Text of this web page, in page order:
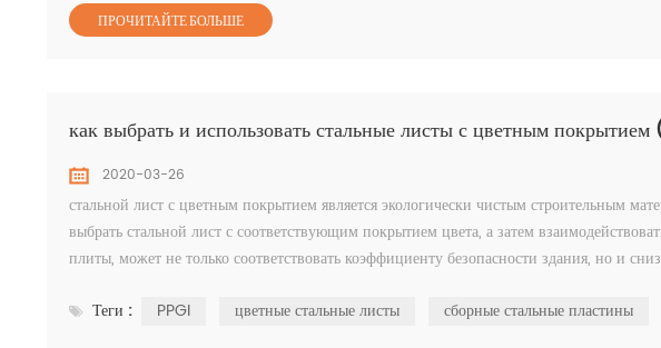
ПРОЧИТАЙТЕ БОЛЬШЕ
как выбрать и использовать стальные листы с цветным
2020-03-26
стальной лист с цветным покрытием является экологически чистым строительным
выбрать стальной лист с соответствующим покрытием цвета, а затем
плиты, может не только соответствовать коэффициенту безопасности здания, но и
Теги :
PPGI цветные стальные листы сборные стальные пластины